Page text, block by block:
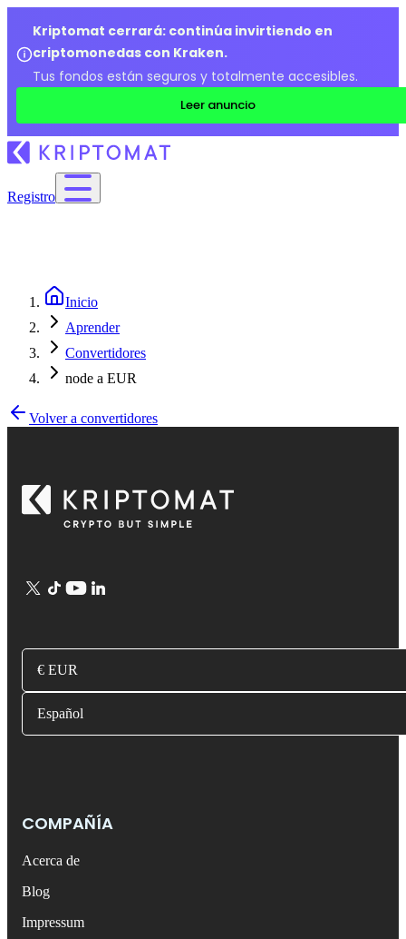
Kriptomat cerrará: continúa invirtiendo en
criptomonedas con Kraken.
Tus fondos están seguros y totalmente accesibles.
Leer anuncio
Registro
Inicio
Aprender
Convertidores
node a EUR
Volver a convertidores
€ EUR
Español
COMPAÑÍA
Acerca de
Blog
Impressum